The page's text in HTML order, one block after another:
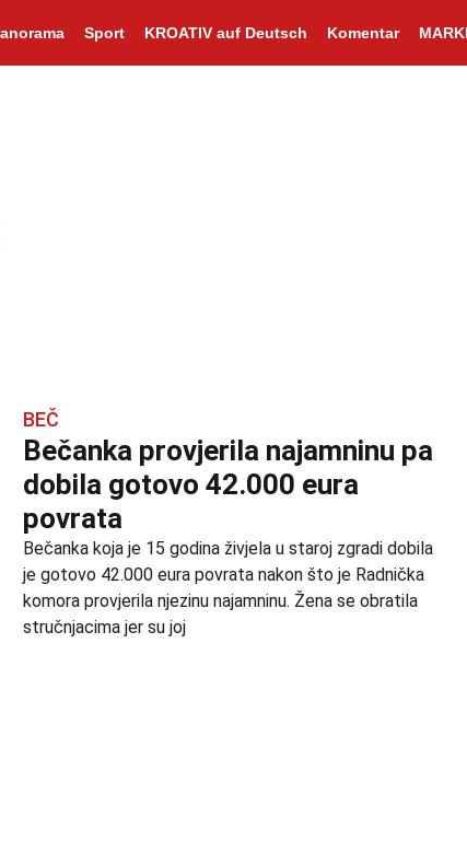
Sport KROATIV auf Deutsch Komentar
BEČ
Bečanka provjerila najamninu pa
dobila gotovo 42.000 eura
povrata
Bečanka koja je 15 godina živjela u staroj zgradi dobila
je gotovo 42.000 eura povrata nakon što je Radnička
komora provjerila njezinu najamninu. Žena se obratila
stručnjacima jer su joj